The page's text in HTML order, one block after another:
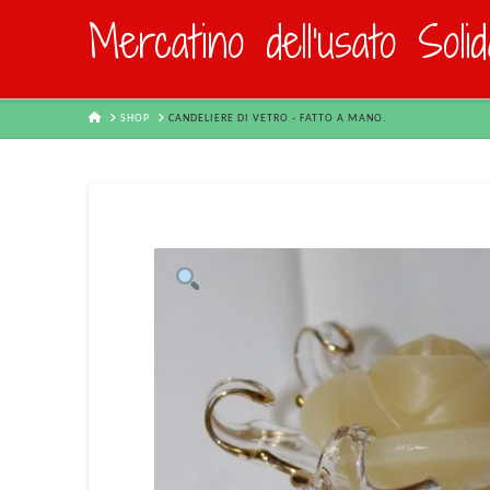
Mercatino dell'usato
HOMESHOP CANDELIERE DI VETRO - FATTO A MANO.